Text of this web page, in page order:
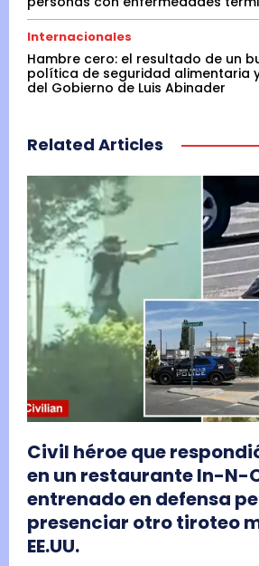
Internacionales
Hambre cero: el resultado de un
política de seguridad alimentaria
del Gobierno de Luis Abinader
Related Articles
Civil héroe que
en un restaurante In-N-
entrenado en defensa
presenciar otro tiroteo
EE.UU.